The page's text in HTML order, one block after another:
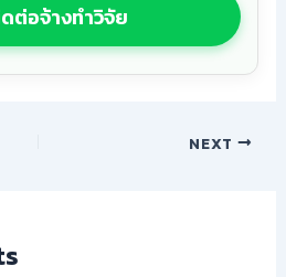
ต่อจ้างทำวิจัย
NEXT